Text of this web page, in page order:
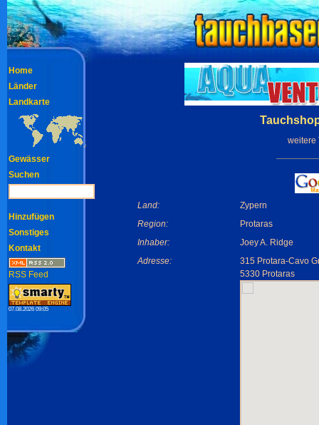
weitere
Land:
Zypern
Region:
Protaras
Inhaber:
Joey A. Ridge
Adresse:
315 Protara-Cavo
5330 Protaras
Home
Länder
Landkarte
Gewässer
Suchen
Hinzufügen
Sonstiges
Kontakt
RSS Feed
07.08.2026 09:05